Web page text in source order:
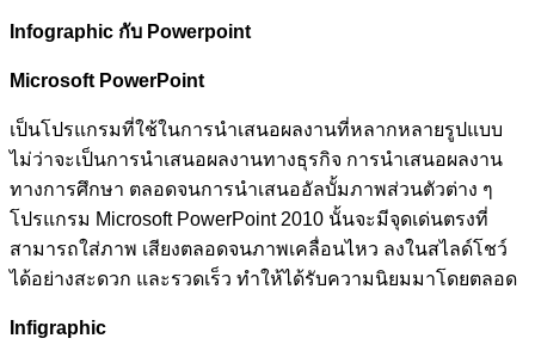
Infographic กับ Powerpoint
Microsoft PowerPoint
เป็นโปรแกรมที่ใช้ในการนำเสนอผลงานที่หลากหลายรูปแบบ
ไม่ว่าจะเป็นการนำเสนอผลงานทางธุรกิจ การนำเสนอผลงาน
ทางการศึกษา ตลอดจนการนำเสนออัลบั้มภาพส่วนตัวต่าง ๆ
โปรแกรม Microsoft PowerPoint 2010 นั้นจะมีจุดเด่นตรงที่
สามารถใส่ภาพ เสียงตลอดจนภาพเคลื่อนไหว ลงในสไลด์โชว์
ได้อย่างสะดวก และรวดเร็ว ทำให้ได้รับความนิยมมาโดยตลอด
Infigraphic